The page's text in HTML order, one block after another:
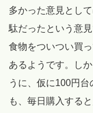
多かった意見とし
駄だったという意
食物をついつい買
あるようです。し
うに、仮に100円
も、毎日購入する